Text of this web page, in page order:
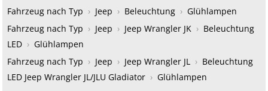
Fahrzeug nach Typ › Jeep › Beleuchtung › Glühlampen
Fahrzeug nach Typ › Jeep › Jeep Wrangler JK › Beleuchtung
LED › Glühlampen
Fahrzeug nach Typ › Jeep › Jeep Wrangler JL › Beleuchtung
LED Jeep Wrangler JL/JLU Gladiator › Glühlampen